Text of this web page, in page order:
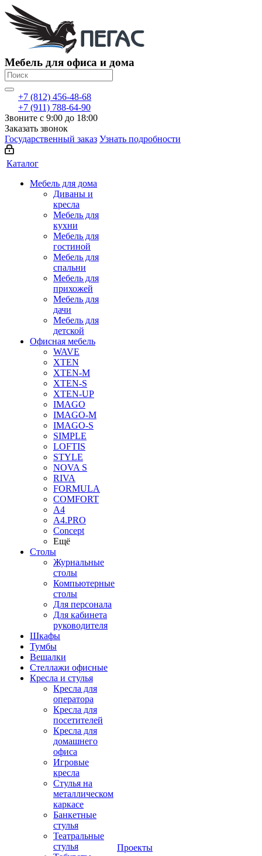
Мебель для офиса и дома
+7 (812) 456-48-68
+7 (911) 788-64-90
Звоните с 9:00 до 18:00
Заказать звонок
Государственный заказ Узнать подробности
Каталог
Мебель для дома
Диваны и
кресла
Мебель для
кухни
Мебель для
гостиной
Мебель для
спальни
Мебель для
прихожей
Мебель для
дачи
Мебель для
детской
Офисная мебель
WAVE
XTEN
XTEN-M
XTEN-S
XTEN-UP
IMAGO
IMAGO-M
IMAGO-S
SIMPLE
LOFTIS
STYLE
NOVA S
RIVA
FORMULA
COMFORT
A4
A4.PRO
Concept
Ещё
Столы
Журнальные
столы
Компьютерные
столы
Для персонала
Для кабинета
руководителя
Шкафы
Тумбы
Вешалки
Стеллажи офисные
Кресла и стулья
Кресла для
оператора
Кресла для
посетителей
Кресла для
домашнего
офиса
Игровые
кресла
Стулья на
металлическом
каркасе
Банкетные
стулья
Театральные
стулья
Проекты